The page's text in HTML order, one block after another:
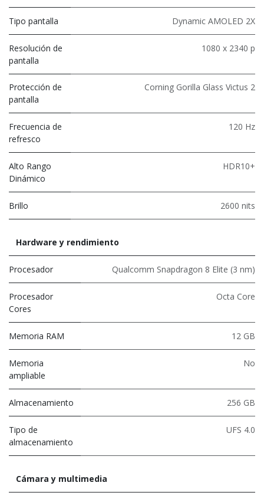
Tipo pantalla Dynamic AMOLED 2X
Resolución de
pantalla
1080 x 2340 p
Protección de
pantalla
Corning Gorilla Glass Victus 2
Frecuencia de
refresco
120 Hz
Alto Rango
Dinámico
HDR10+
Brillo 2600 nits
Hardware y rendimiento
Procesador Qualcomm Snapdragon 8 Elite (3 nm)
Procesador
Cores
Octa Core
Memoria RAM 12 GB
Memoria
ampliable
No
Almacenamiento 256 GB
Tipo de
almacenamiento
UFS 4.0
Cámara y multimedia